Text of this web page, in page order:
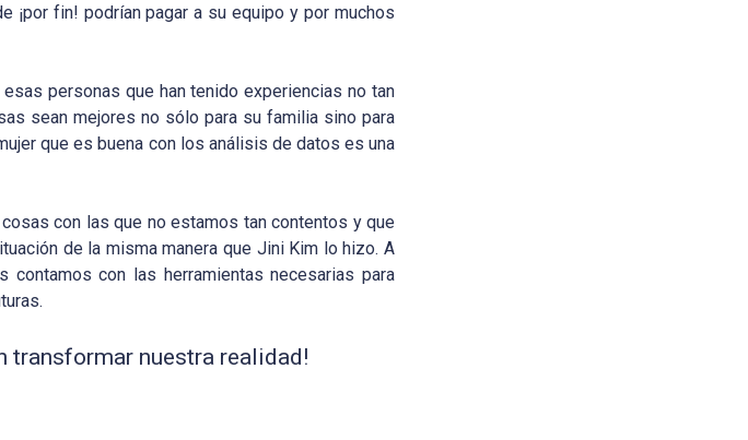
¡por fin! podrían pagar a su equipo y por muchos
personas que han tenido experiencias no tan
sean mejores no sólo para su familia sino para
que es buena con los análisis de datos es una
con las que no estamos tan contentos y que
de la misma manera que Jini Kim lo hizo. A
con las herramientas necesarias para
transformar nuestra realidad!